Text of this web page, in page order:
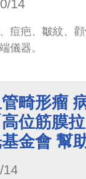
14
痘疤、皺紋、
儀器。
畸形瘤
位筋膜
金會 幫
14